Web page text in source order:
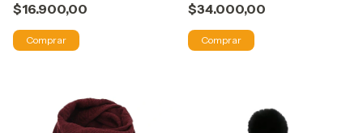
$16.900,00
Comprar
$34.000,00
Comprar